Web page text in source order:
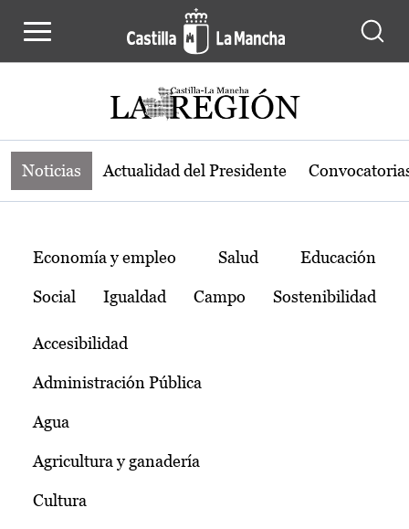
Noticias de la región de Castilla-La
Noticias Actualidad del Presidente
Temas
Economía y empleo Salud Educación
Social Igualdad Campo Sostenibilidad
Accesibilidad
Administración Pública
Agua
Agricultura y ganadería
Cultura